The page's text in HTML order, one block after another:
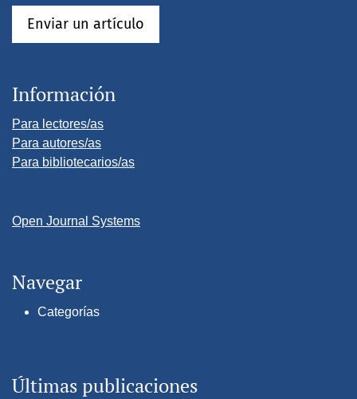
Enviar un artículo
Información
Para lectores/as
Para autores/as
Para bibliotecarios/as
Open Journal Systems
Navegar
Categorías
Últimas publicaciones